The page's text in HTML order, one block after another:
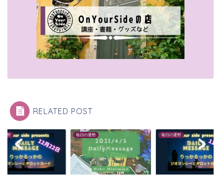
RELATED POST
運勢 毎日の運勢 毎日の運勢